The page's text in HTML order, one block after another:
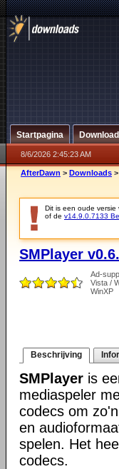
Startpagina
8/6/2026 2:45:23 AM
AfterDawn > Downloads >
Dit is een oude
of de v14.9.0.7133
SMPlayer
Ad-
Vista /
WinXP
Beschrijving
SMPlayer is
mediaspeler
codecs om
en
spelen. Het
codecs.